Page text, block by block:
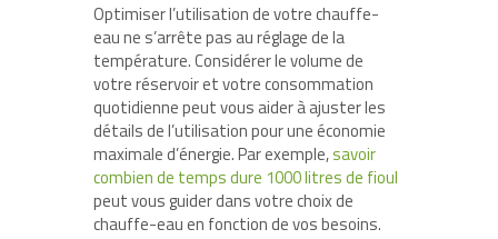
Optimiser l’utilisation de votre chauffe-
eau ne s’arrête pas au réglage de la
température. Considérer le volume de
votre réservoir et votre consommation
quotidienne peut vous aider à ajuster les
détails de l’utilisation pour une économie
maximale d’énergie. Par exemple,savoir
combien de temps dure 1000 litres de fioul
peut vous guider dans votre choix de
chauffe-eau en fonction de vos besoins.